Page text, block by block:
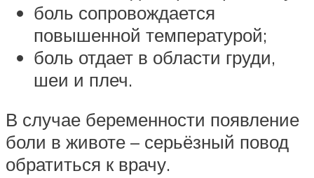
боль сопровождается
повышенной температурой;
боль отдает в области груди,
шеи и плеч.
В случае беременности появление
боли в животе – серьёзный повод
обратиться к врачу.